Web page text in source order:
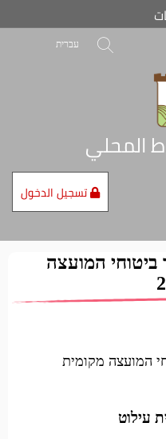
إلى
بحث עברית
المحلي
تسجيل الدخول
2024 מערך ביטוחי המועצה
ביטוחי המועצה מקומית
עילוט